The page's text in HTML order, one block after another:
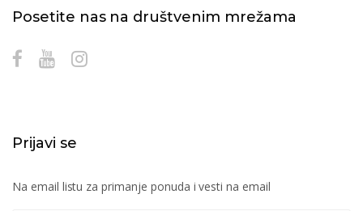
Posetite nas na društvenim mrežama
Prijavi se
Na email listu za primanje ponuda i vesti na email